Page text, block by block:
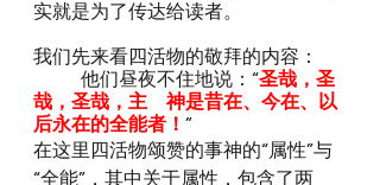
实就是为了传达给读者。
我们先来看四活物的敬拜的内容：
	他们昼夜不住地说：“
圣哉，圣
哉，圣哉，主　神是昔在、今在、以
后永在的全能者！ ”
在这里四活物颂赞的事神的“属性”与
“全能”，其中关于属性，包含了两